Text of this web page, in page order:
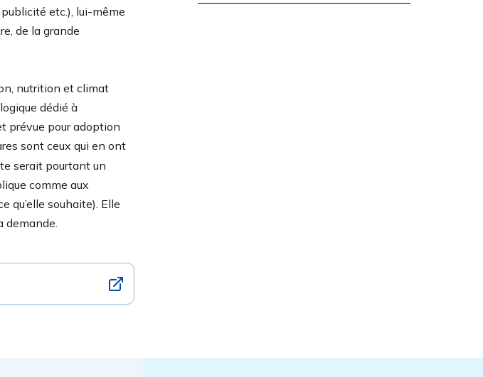
etc.), lui-même
de la grande
nutrition et climat
dédié à
prévue pour adoption
sont ceux qui en ont
serait pourtant un
comme aux
qu’elle souhaite). Elle
demande.